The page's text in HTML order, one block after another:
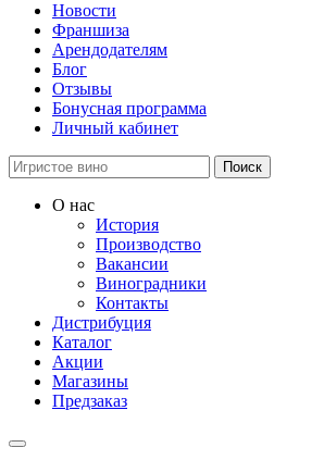
Новости
Франшиза
Арендодателям
Блог
Отзывы
Бонусная программа
Личный кабинет
Поиск
О нас
История
Производство
Вакансии
Виноградники
Контакты
Дистрибуция
Каталог
Акции
Магазины
Предзаказ